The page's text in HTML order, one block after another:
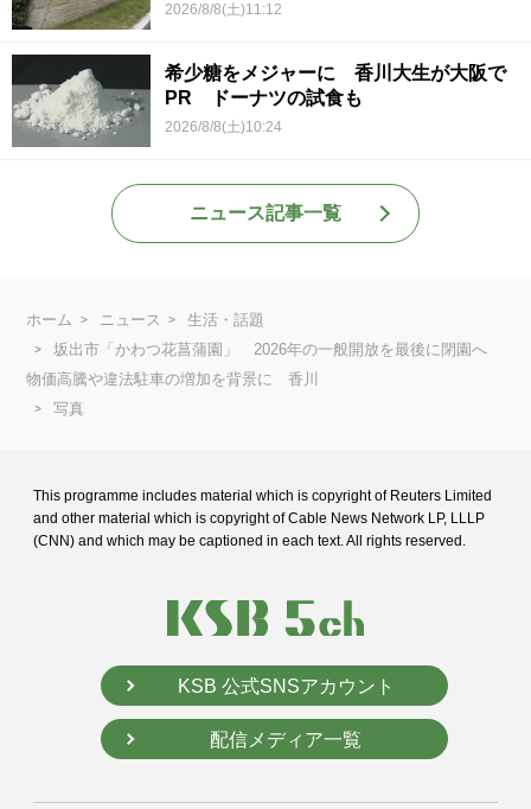
2026/8/8(土)11:12
希少糖をメジャーに 香川大生が大阪で
PR ドーナツの試食も
2026/8/8(土)10:24
ニュース記事一覧
ホーム ニュース
生活・話題
坂出市「かわつ花菖蒲園」 2026年の一般開放を最後に閉園へ
物価高騰や違法駐車の増加を背景に 香川
写真
This programme includes material which is copyright of Reuters Limited
and other material which is copyright of Cable News Network LP, LLLP
(CNN) and which may be captioned in each text. All rights reserved.
KSB 公式SNSアカウント
配信メディア一覧